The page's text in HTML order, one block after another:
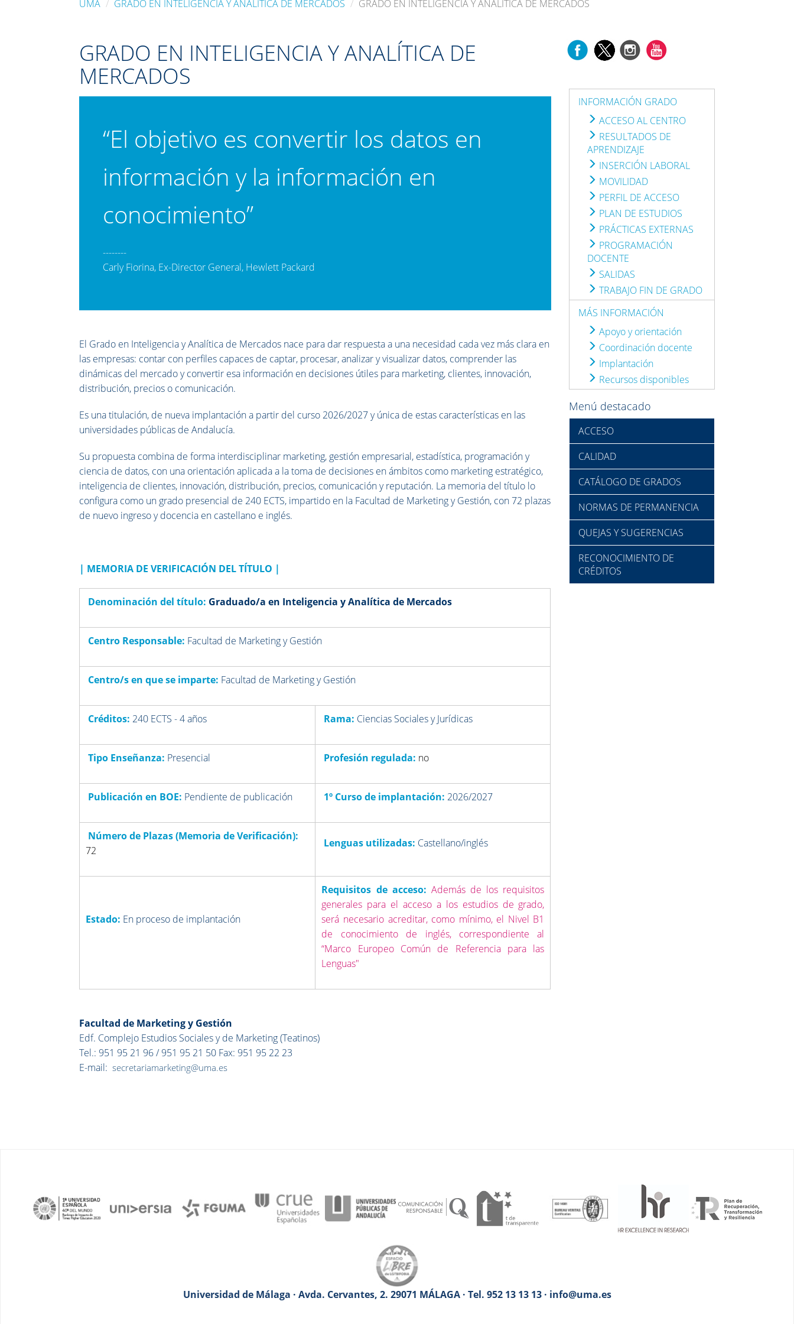
UMA GRADO EN INTELIGENCIA Y ANALÍTICA DE MERCADOS GRADO EN INTELIGENCIA Y ANALÍTICA DE MERCADOS
GRADO EN INTELIGENCIA Y ANALÍTICA DE
MERCADOS
“El objetivo es convertir los datos en
información y la información en
conocimiento”
--------
Carly Fiorina, Ex-Director General, Hewlett Packard
El Grado en Inteligencia y Analítica de Mercados nace para dar respuesta a una necesidad cada vez más clara en
las empresas: contar con perfiles capaces de captar, procesar, analizar y visualizar datos, comprender las
dinámicas del mercado y convertir esa información en decisiones útiles para marketing, clientes, innovación,
distribución, precios o comunicación.
Es una titulación, de nueva implantación a partir del curso 2026/2027 y única de estas características en las
universidades públicas de Andalucía.
Su propuesta combina de forma interdisciplinar marketing, gestión empresarial, estadística, programación y
ciencia de datos, con una orientación aplicada a la toma de decisiones en ámbitos como marketing estratégico,
inteligencia de clientes, innovación, distribución, precios, comunicación y reputación. La memoria del título lo
configura como un grado presencial de 240 ECTS, impartido en la Facultad de Marketing y Gestión, con 72 plazas
de nuevo ingreso y docencia en castellano e inglés.
| MEMORIA DE VERIFICACIÓN DEL TÍTULO |
Denominación del título: Graduado/a en Inteligencia y Analítica de Mercados
Centro Responsable: Facultad de Marketing y Gestión
Centro/s en que se imparte: Facultad de Marketing y Gestión
Créditos: 240 ECTS - 4 años Rama: Ciencias Sociales y Jurídicas
Tipo Enseñanza: Presencial Profesión regulada: no
Publicación en BOE: Pendiente de publicación 1º Curso de implantación: 2026/2027
Número de Plazas (Memoria de Verificación):
72
Lenguas utilizadas: Castellano/inglés
Estado: En proceso de implantación
Requisitos de acceso: Además de los requisitos
generales para el acceso a los estudios de grado,
será necesario acreditar, como mínimo, el Nivel B1
de conocimiento de inglés, correspondiente al
“Marco Europeo Común de Referencia para las
Lenguas"
Facultad de Marketing y Gestión
Edf. Complejo Estudios Sociales y de Marketing (Teatinos)
Tel.: 951 95 21 96 / 951 95 21 50 Fax: 951 95 22 23
E-mail:secretariamarketing@uma.es
INFORMACIÓN GRADO
ACCESO AL CENTRO
RESULTADOS DE
APRENDIZAJE
INSERCIÓN LABORAL
MOVILIDAD
PERFIL DE ACCESO
PLAN DE ESTUDIOS
PRÁCTICAS EXTERNAS
PROGRAMACIÓN
DOCENTE
SALIDAS
TRABAJO FIN DE GRADO
MÁS INFORMACIÓN
Apoyo y orientación
Coordinación docente
Implantación
Recursos disponibles
Menú destacado
ACCESO
CALIDAD
CATÁLOGO DE GRADOS
NORMAS DE PERMANENCIA
QUEJAS Y SUGERENCIAS
RECONOCIMIENTO DE
CRÉDITOS
Universidad de Málaga · Avda. Cervantes, 2. 29071 MÁLAGA · Tel. 952 13 13 13 · info@uma.es